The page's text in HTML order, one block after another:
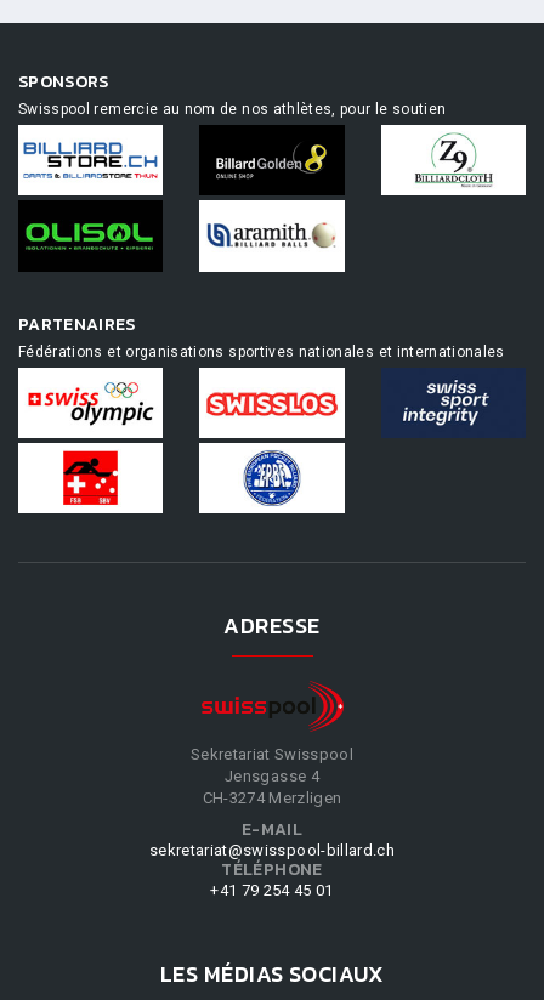
SPONSORS
Swisspool remercie au nom de nos athlètes, pour le soutien
PARTENAIRES
Fédérations et organisations sportives nationales et internationales
ADRESSE
Sekretariat Swisspool
Jensgasse 4
CH-3274 Merzligen
E-MAIL
sekretariat@swisspool-billard.ch
TÉLÉPHONE
+41 79 254 45 01
LES MÉDIAS SOCIAUX